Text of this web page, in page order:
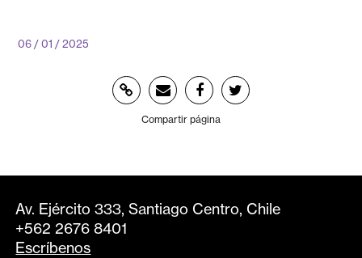
06 / 01 / 2025
Compartir página
Av. Ejército 333, Santiago Centro, Chile
+562 2676 8401
Escríbenos